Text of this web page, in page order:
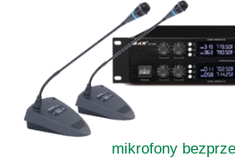
mikrofony